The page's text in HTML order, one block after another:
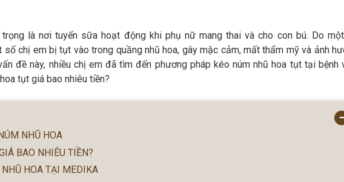
là nơi tuyến sữa hoạt động khi phụ nữ mang thai và cho con bú. Do
số chị em bị tụt vào trong quầng nhũ hoa, gây mặc cảm, mất thẩm mỹ và ảnh
đề này, nhiều chị em đã tìm đến phương pháp kéo núm nhũ hoa tụt tại bệnh
tụt giá bao nhiêu tiền?
NHŨ HOA
BAO NHIÊU TIỀN?
HOA TẠI MEDIKA